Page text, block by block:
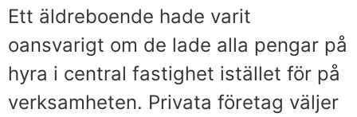
Ett äldreboende hade varit
oansvarigt om de lade alla pengar på
hyra i central fastighet istället för på
verksamheten. Privata företag väljer